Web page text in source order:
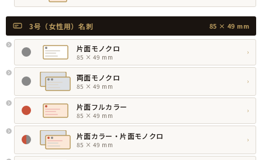
3号（女性用）名刺 85 × 49 mm
片面モノクロ
85 × 49 mm
›
両面モノクロ
85 × 49 mm
›
片面フルカラー
85 × 49 mm
›
片面カラー・片面モノクロ
85 × 49 mm
›